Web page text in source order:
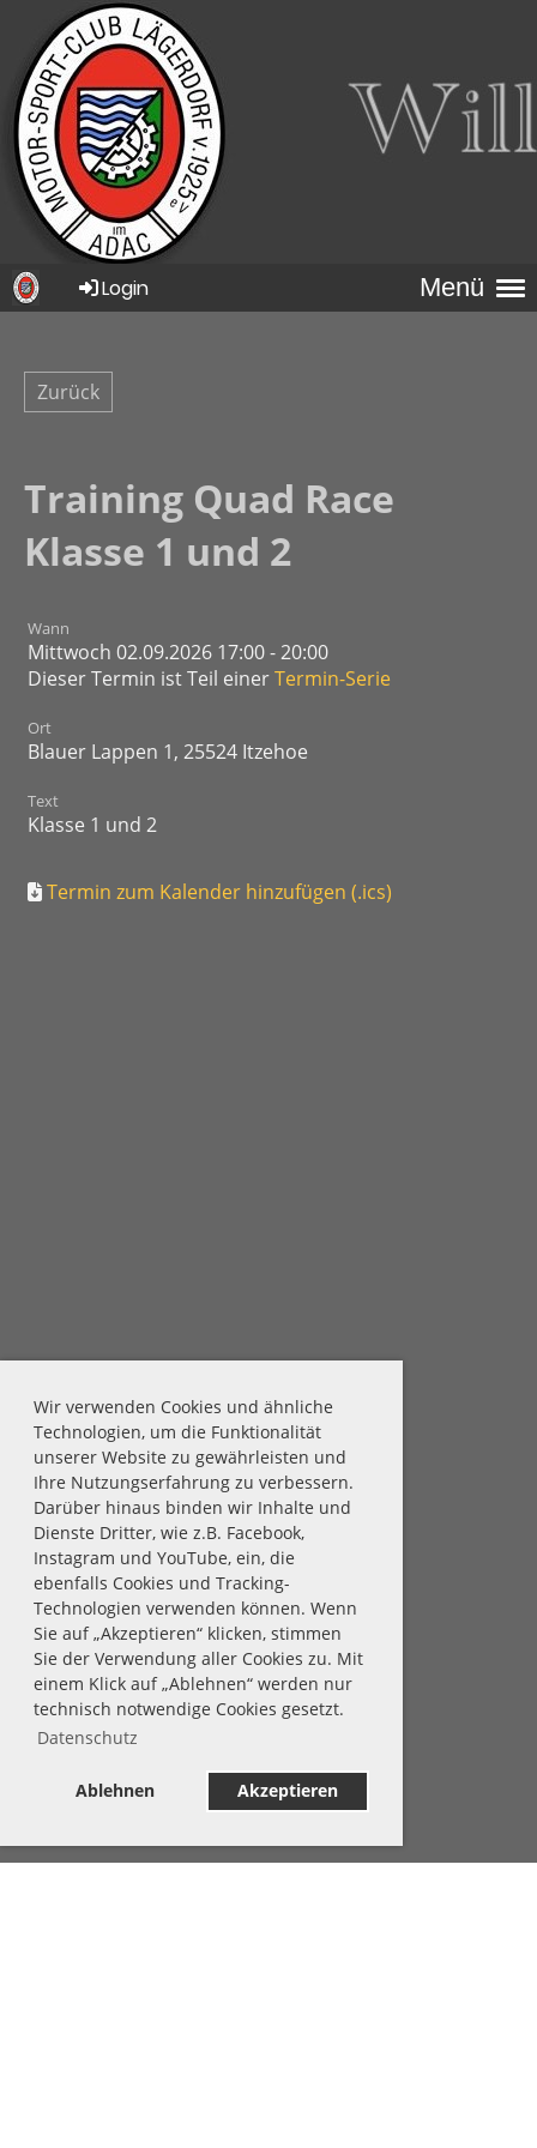
Wir verwenden Cookies und ähnliche
Technologien, um die Funktionalität
unserer Website zu gewährleisten und
Ihre Nutzungserfahrung zu verbessern.
Darüber hinaus binden wir Inhalte und
Dienste Dritter, wie z.B. Facebook,
Instagram und YouTube, ein, die
ebenfalls Cookies und Tracking-
Technologien verwenden können. Wenn
Sie auf „Akzeptieren“ klicken, stimmen
Sie der Verwendung aller Cookies zu. Mit
einem Klick auf „Ablehnen“ werden nur
technisch notwendige Cookies gesetzt.
Datenschutz
Ablehnen Akzeptieren
Menü
Login
Zurück
Training Quad Race
Klasse 1 und 2
Wann
Mittwoch 02.09.2026 17:00 - 20:00
Dieser Termin ist Teil einerTermin-Serie
Ort
Blauer Lappen 1, 25524 Itzehoe
Text
Klasse 1 und 2
Termin zum Kalender hinzufügen (.ics)